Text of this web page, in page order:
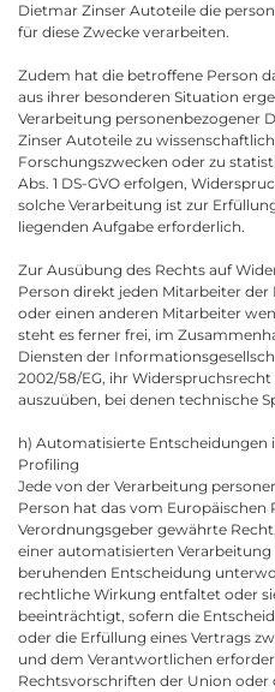
Dietmar Zinser Autoteile die
für diese Zwecke verarbeiten.
Zudem hat die betroffene Person
aus ihrer besonderen Situation
Verarbeitung personenbezogener
Zinser Autoteile zu
Forschungszwecken oder zu
Abs. 1 DS-GVO erfolgen,
solche Verarbeitung ist zur
liegenden Aufgabe erforderlich.
Zur Ausübung des Rechts auf
Person direkt jeden Mitarbeiter
oder einen anderen Mitarbeiter
steht es ferner frei, im
Diensten der
2002/58/EG, ihr
auszuüben, bei denen technische
h) Automatisierte Entscheidungen
Profiling
Jede von der Verarbeitung
Person hat das vom Europäischen
Verordnungsgeber gewährte
einer automatisierten
beruhenden Entscheidung
rechtliche Wirkung entfaltet oder
beeinträchtigt, sofern die
oder die Erfüllung eines Vertrags
und dem Verantwortlichen
Rechtsvorschriften der Union